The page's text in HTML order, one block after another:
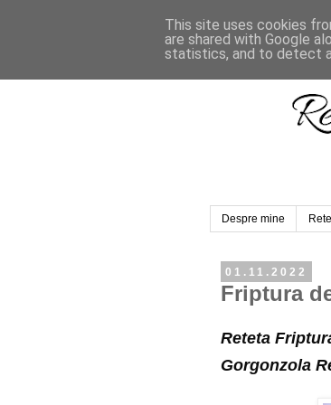
Despre mine
01.11.2022
Friptura
Reteta
Gorgonzola
This site uses cookies
are shared with Google
statistics, and to detect